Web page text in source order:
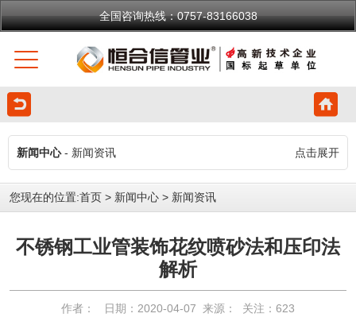
全国咨询热线：0757-83166038
新闻中心- 新闻资讯 点击展开
您现在的位置:首页 > 新闻中心 > 新闻资讯
不锈钢工业管装饰花纹喷砂法和压印法
解析
作者： 日期：2020-04-07 来源： 关注： 623